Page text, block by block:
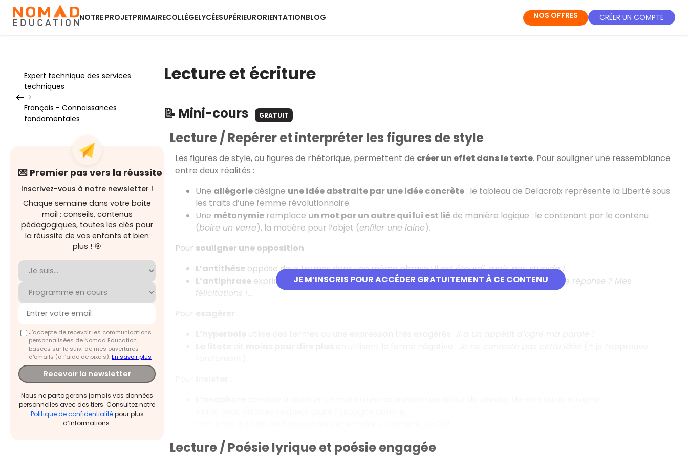
NOTRE PROJETPRIMAIRECOLLÈGELYCÉESUPÉRIEURORIENTATIONBLOG NOS OFFRES CRÉER UN COMPTE
Expert technique des services
techniques
>
Français - Connaissances
fondamentales
💌 Premier pas vers la réussite
Inscrivez-vous à notre newsletter !
Chaque semaine dans votre boite
mail : conseils, contenus
pédagogiques, toutes les clés pour
la réussite de vos enfants et bien
plus ! 🎯
J'accepte de recevoir les communications
personnalisées de Nomad Education,
basées sur le suivi de mes ouvertures
d'emails (à l’aide de pixels).En savoir plus
Recevoir la newsletter
Nous ne partagerons jamais vos données
personnelles avec des tiers. Consultez notre
Politique de confidentialitépour plus
d’informations.
Lecture et écriture
📝 Mini-cours GRATUIT
JE M’INSCRIS POUR ACCÉDER GRATUITEMENT À CE CONTENU
Lecture / Repérer et interpréter les figures de style
Les figures de style, ou figures de rhétorique, permettent de créer un effet dans le texte. Pour souligner une ressemblance
entre deux réalités :
Une allégoriedésigne une idée abstraite par une idée concrète: le tableau de Delacroix représente la Liberté sous
les traits d’une femme révolutionnaire.
Une métonymieremplace un mot par un autre qui lui est liéde manière logique : le contenant par le contenu
(boire un verre), la matière pour l’objet (enfiler une laine).
Pour souligner une opposition :
L’antithèseoppose deux termes dans une même phrase :Il est étourdi, mais pas stupide !
L’antiphraseexprime le contraire de ce que l’on pense (principe de l’ironie) :Aucune bonne réponse ? Mes
félicitations !...
Lecture / Poésie lyrique et poésie engagée